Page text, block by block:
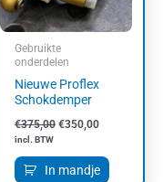
Gebruikte
onderdelen
Nieuwe Proflex
Schokdemper
€375,00 €350,00
incl. BTW
In mandje